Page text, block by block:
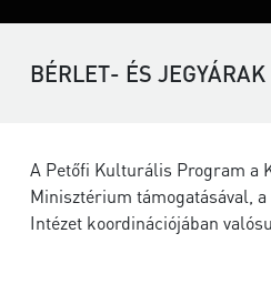
BÉRLET- ÉS JEGYÁRAK
A Petőfi Kulturális Program a
Minisztérium támogatásával,
Intézet koordinációjában